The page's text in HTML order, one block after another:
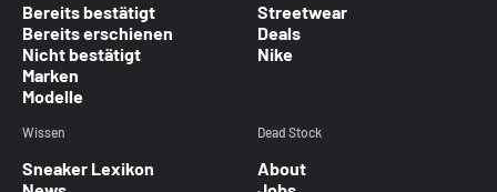
Bereits bestätigt
Bereits erschienen
Nicht bestätigt
Marken
Modelle
Streetwear
Deals
Nike
Wissen
Sneaker Lexikon
Dead Stock
About